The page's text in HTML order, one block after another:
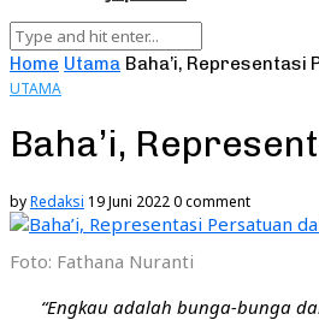
Home Utama Baha’i, Representasi
UTAMA
Baha’i,
byRedaksi 19 Juni 20220 comment
Foto: Fathana Nuranti
“Engkau adalah bunga-bunga